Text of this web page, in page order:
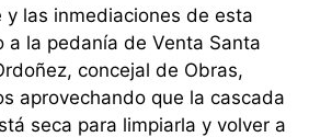
y las inmediaciones de esta
a la pedanía de Venta Santa
concejal de Obras,
aprovechando que la cascada
seca para limpiarla y volver a